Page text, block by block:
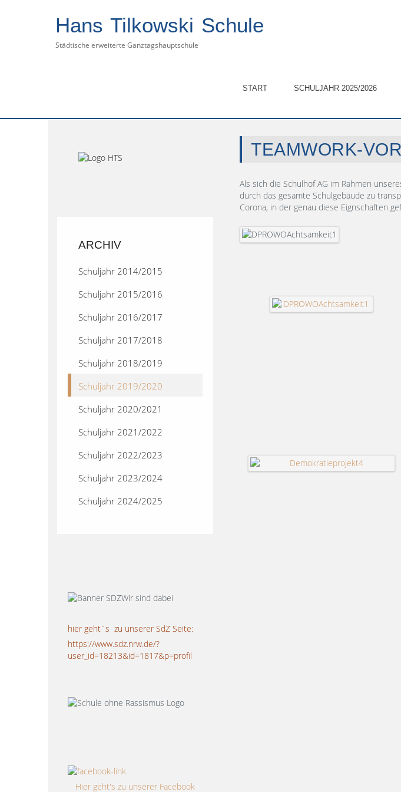
Hans Tilkowski Schule
Städtische erweiterte Ganztagshauptschule
START SCHULJAHR 2025/2026
Schuljahr 2019/2020 Teamwork-
TEAMWORK-
Als sich die Schulhof AG im Rahmen
durch das gesamte Schulgebäude zu
Corona, in der genau diese Eignschaften
ARCHIV
Schuljahr 2014/2015
Schuljahr 2015/2016
Schuljahr 2016/2017
Schuljahr 2017/2018
Schuljahr 2018/2019
Schuljahr 2019/2020
Schuljahr 2020/2021
Schuljahr 2021/2022
Schuljahr 2022/2023
Schuljahr 2023/2024
Schuljahr 2024/2025
hier geht´s zu unserer SdZ Seite:
https://www.sdz.nrw.de/?
user_id=18213&id=1817&p=profil
Hier geht's zu unserer Facebook